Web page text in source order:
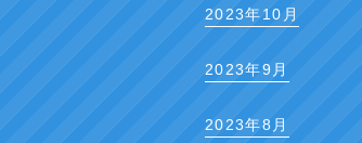
2023年10月
2023年9月
2023年8月